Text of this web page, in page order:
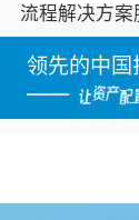
流程解决方案
领先的中国
——